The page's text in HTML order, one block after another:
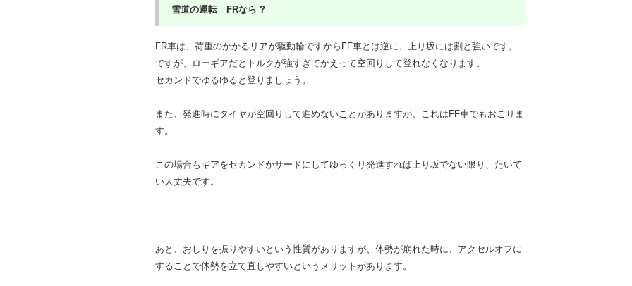
雪道の運転 FRなら ?
FR車は、荷重のかかるリアが駆動輪ですからFF車とは逆に、上り坂には割と強いです。
ですが、ローギアだとトルクが強すぎてかえって空回りして登れなくなります。
セカンドでゆるゆると登りましょう。
また、発進時にタイヤが空回りして進めないことがありますが、これはFF車でもおこりま
す。
この場合もギアをセカンドかサードにしてゆっくり発進すれば上り坂でない限り、たいて
い大丈夫です。
あと、おしりを振りやすいという性質がありますが、体勢が崩れた時に、アクセルオフに
することで体勢を立て直しやすいというメリットがあります。